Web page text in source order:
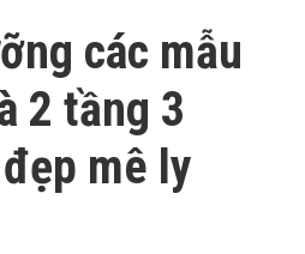
các mẫu
2 tầng 3
mê ly